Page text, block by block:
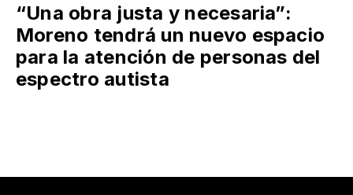
“Una obra justa y necesaria”:
Moreno tendrá un nuevo espacio
para la atención de personas del
espectro autista